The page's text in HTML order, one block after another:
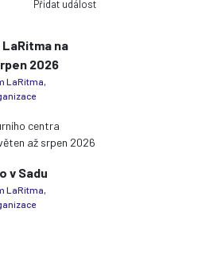
Přidat událost
LaRitma na
2026
LaRitma,
centra
až srpen 2026
v Sadu
LaRitma,